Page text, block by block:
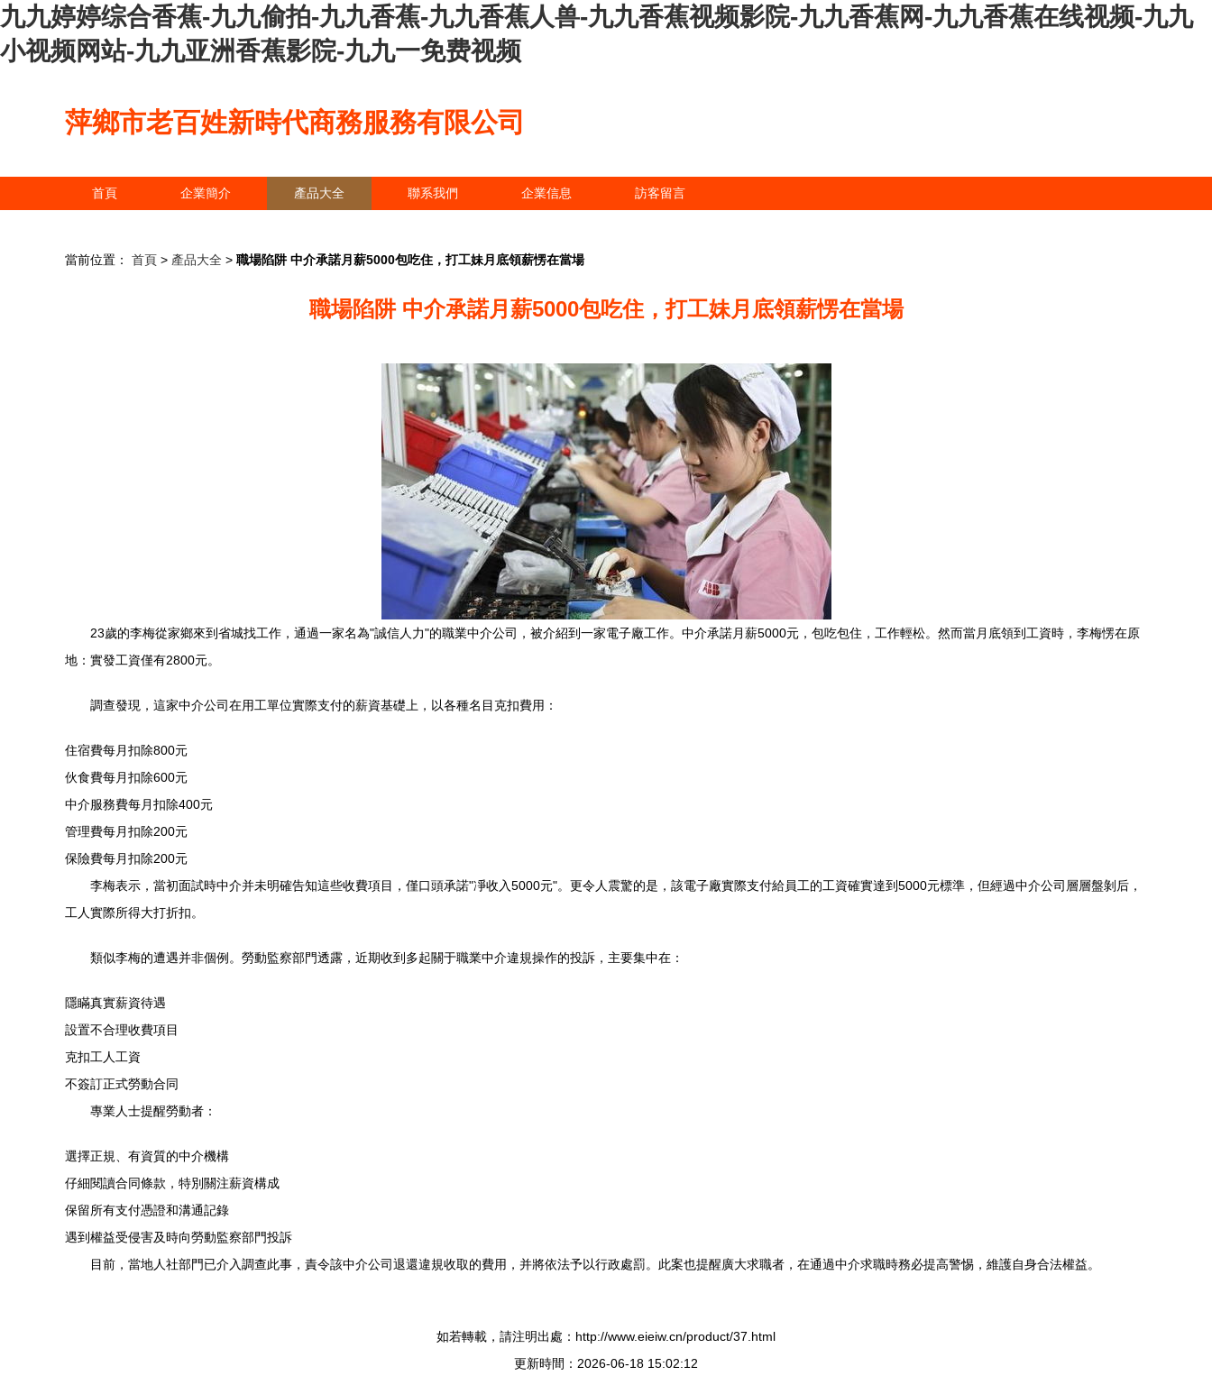
九九婷婷综合香蕉-九九偷拍-九九香蕉-九九香蕉人兽-九九香蕉视频影院-九九香蕉网-九九香蕉在线视频-九九
小视频网站-九九亚洲香蕉影院-九九一免费视频
萍鄉市老百姓新時代商務服務有限公司
首頁 企業簡介 產品大全 聯系我們 企業信息 訪客留言
當前位置： 首頁 > 產品大全 > 職場陷阱 中介承諾月薪5000包吃住，打工妹月底領薪愣在當場
職場陷阱 中介承諾月薪5000包吃住，打工妹月底領薪愣在當場
23歲的李梅從家鄉來到省城找工作，通過一家名為"誠信人力"的職業中介公司，被介紹到一家電子廠工作。中介承諾月薪5000元，包吃包住，工作輕松。然而當月底領到工資時，李梅愣在原
地：實發工資僅有2800元。
調查發現，這家中介公司在用工單位實際支付的薪資基礎上，以各種名目克扣費用：
住宿費每月扣除800元
伙食費每月扣除600元
中介服務費每月扣除400元
管理費每月扣除200元
保險費每月扣除200元
李梅表示，當初面試時中介并未明確告知這些收費項目，僅口頭承諾"凈收入5000元"。更令人震驚的是，該電子廠實際支付給員工的工資確實達到5000元標準，但經過中介公司層層盤剝后，
工人實際所得大打折扣。
類似李梅的遭遇并非個例。勞動監察部門透露，近期收到多起關于職業中介違規操作的投訴，主要集中在：
隱瞞真實薪資待遇
設置不合理收費項目
克扣工人工資
不簽訂正式勞動合同
專業人士提醒勞動者：
選擇正規、有資質的中介機構
仔細閱讀合同條款，特別關注薪資構成
保留所有支付憑證和溝通記錄
遇到權益受侵害及時向勞動監察部門投訴
目前，當地人社部門已介入調查此事，責令該中介公司退還違規收取的費用，并將依法予以行政處罰。此案也提醒廣大求職者，在通過中介求職時務必提高警惕，維護自身合法權益。
如若轉載，請注明出處：http://www.eieiw.cn/product/37.html
更新時間：2026-06-18 15:02:12